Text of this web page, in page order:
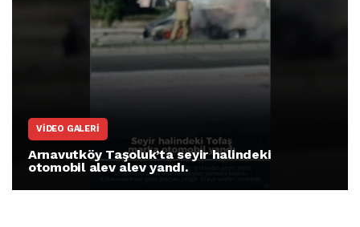
VIDEO GALERI
Arnavutköy Taşoluk’ta seyir halindeki
otomobil alev alev yandı.